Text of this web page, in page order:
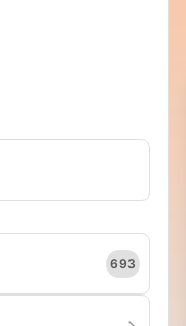
693